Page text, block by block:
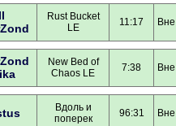
Rust Bucket
LE
11:17
New Bed of
Chaos LE
7:38
Вдоль и
поперек
96:31